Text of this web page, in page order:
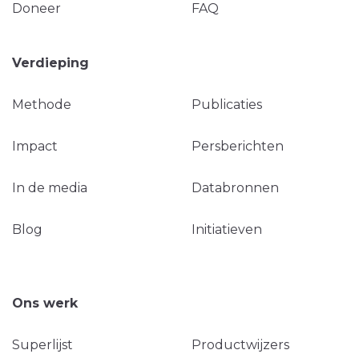
Doneer FAQ
Verdieping
Methode Publicaties
Impact Persberichten
In de media Databronnen
Blog Initiatieven
Ons werk
Superlijst Productwijzers